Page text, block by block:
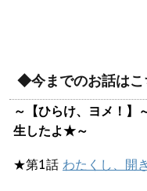
◆今までのお話はこ
～【ひらけ、ヨメ！
生したよ★～
★第1話 わたくし、開